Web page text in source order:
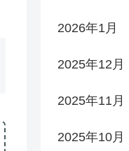
2026年1月
2025年12月
2025年11月
2025年10月